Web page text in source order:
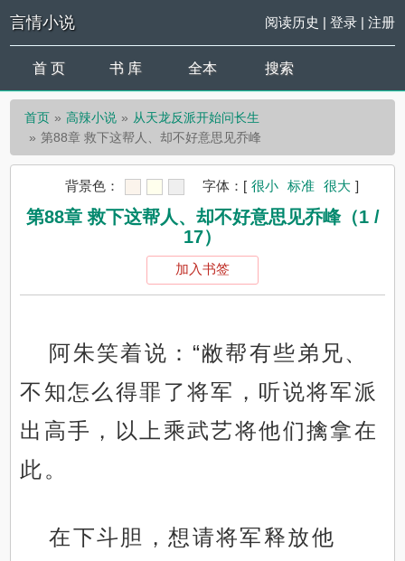
言情小说 阅读历史 | 登录| 注册
首 页 书 库 全本 搜索
首页 高辣小说
从天龙反派开始问长生
第88章 救下这帮人、却不好意思见乔峰
背景色： 字体： [ 很小 标准 很大 ]
第88章 救下这帮人、却不好意思见乔峰（1 /
17）
加入书签
阿朱笑着说：“敝帮有些弟兄、
不知怎么得罪了将军，听说将军派
出高手，以上乘武艺将他们擒拿在
此。
在下斗胆，想请将军释放他